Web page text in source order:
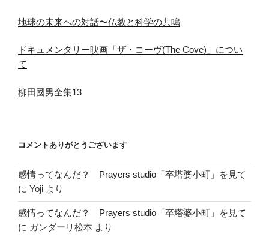
地球の未来への対話〜仏教と科学の共鳴
ドキュメンタリー映画「ザ・コーヴ(The Cove)」につい
て
柳田國男全集13
コメントありがとうございます
感情ってなんだ？ Prayers studio「卒塔婆小町」を見て
に Yoji より
感情ってなんだ？ Prayers studio「卒塔婆小町」を見て
に ガンダーリ松本 より